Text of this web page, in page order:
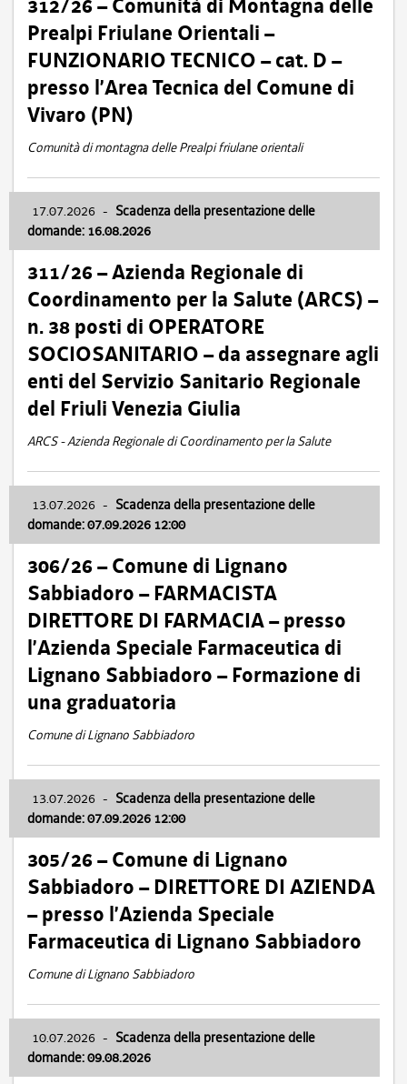
312/26 – Comunità di Montagna delle
Prealpi Friulane Orientali –
FUNZIONARIO TECNICO – cat. D –
presso l’Area Tecnica del Comune di
Vivaro (PN)
Comunità di montagna delle Prealpi friulane orientali
17.07.2026 - Scadenza della presentazione delle
domande: 16.08.2026
311/26 – Azienda Regionale di
Coordinamento per la Salute (ARCS) –
n. 38 posti di OPERATORE
SOCIOSANITARIO – da assegnare agli
enti del Servizio Sanitario Regionale
del Friuli Venezia Giulia
ARCS - Azienda Regionale di Coordinamento per la Salute
13.07.2026 - Scadenza della presentazione delle
domande: 07.09.2026 12:00
306/26 – Comune di Lignano
Sabbiadoro – FARMACISTA
DIRETTORE DI FARMACIA – presso
l’Azienda Speciale Farmaceutica di
Lignano Sabbiadoro – Formazione di
una graduatoria
Comune di Lignano Sabbiadoro
13.07.2026 - Scadenza della presentazione delle
domande: 07.09.2026 12:00
305/26 – Comune di Lignano
Sabbiadoro – DIRETTORE DI AZIENDA
– presso l’Azienda Speciale
Farmaceutica di Lignano Sabbiadoro
Comune di Lignano Sabbiadoro
10.07.2026 - Scadenza della presentazione delle
domande: 09.08.2026